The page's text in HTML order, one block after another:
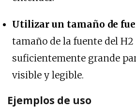
Utilizar un tamaño de
tamaño de la fuente del H2
suficientemente grande
visible y legible.
Ejemplos de uso